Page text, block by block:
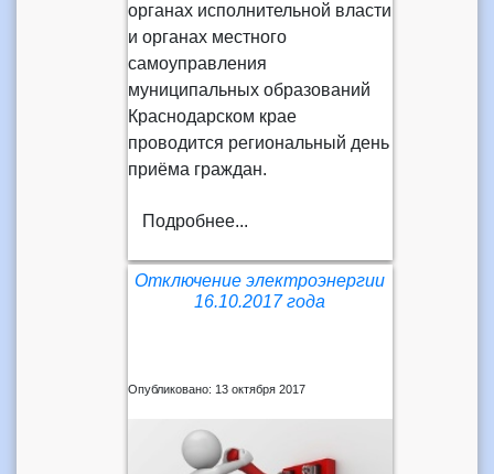
органах исполнительной власти
и органах местного
самоуправления
муниципальных образований
Краснодарском крае
проводится региональный день
приёма граждан.
Подробнее...
Отключение электроэнергии
16.10.2017 года
Опубликовано: 13 октября 2017